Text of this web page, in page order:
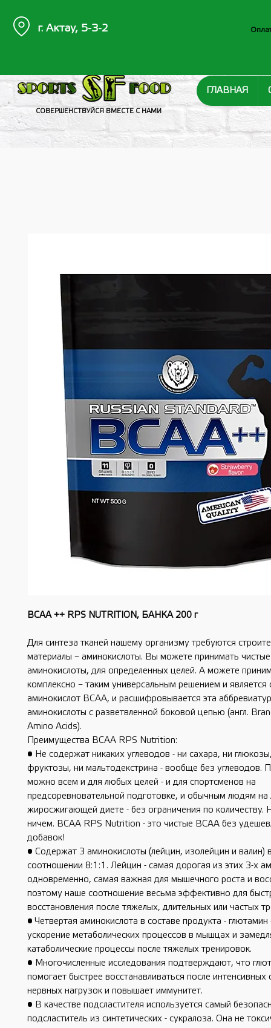
СОВЕРШЕНСТВУЙСЯ ВМЕСТЕ С НАМИ
ГЛАВНАЯ
г. Актау, 5-3-2
BCAA ++ RPS NUTRITION, БАНКА 200 г
Для синтеза тканей нашему организму требуются
материалы – аминокислоты. Вы можете принимать чистые
аминокислоты, для определенных целей. А можете
комплексно – таким универсальным решением и является
аминокислот BCAA, и расшифровывается эта
аминокислоты с разветвленной боковой цепью (англ.
Amino Acids).
Преимущества ВСАА RPS Nutrition:
• Не содержат никаких углеводов - ни сахара, ни
фруктозы, ни мальтодекстрина - вообще без углеводов.
можно всем и для любых целей - и для спортсменов на
предсоревновательной подготовке, и обычным людям
жиросжигающей диете - без ограничения по количеству.
ничем. ВСАА RPS Nutrition - это чистые ВСАА без
добавок!
• Содержат 3 аминокислоты (лейцин, изолейцин и валин)
соотношении 8:1:1. Лейцин - самая дорогая из этих 3-х
одновременно, самая важная для мышечного роста и
поэтому наше соотношение весьма эффективно для
восстановления после тяжелых, длительных или частых
• Четвертая аминокислота в составе продукта - глютамин
ускорение метаболических процессов в мышцах и
катаболические процессы после тяжелых тренировок.
• Многочисленные исследования подтверждают, что
помогает быстрее восстанавливаться после интенсивных
нервных нагрузок и повышает иммунитет.
• В качестве подсластителя используется самый
подсластитель из синтетических - сукралоза. Она не